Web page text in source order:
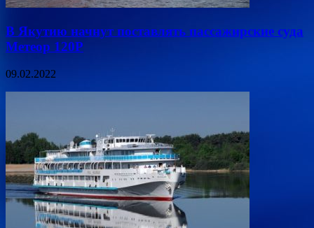
В Якутию начнут поставлять пассажирские суда
Метеор 120Р
09.02.2022